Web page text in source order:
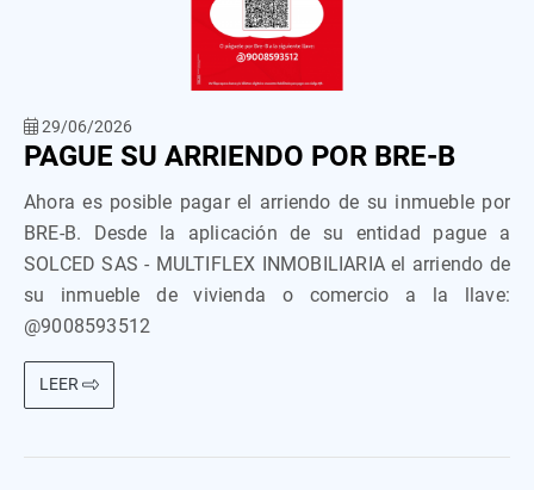
29/06/2026
PAGUE SU ARRIENDO POR BRE-B
Ahora es posible pagar el arriendo de su inmueble por
BRE-B. Desde la aplicación de su entidad pague a
SOLCED SAS - MULTIFLEX INMOBILIARIA el arriendo de
su inmueble de vivienda o comercio a la llave:
@9008593512
LEER